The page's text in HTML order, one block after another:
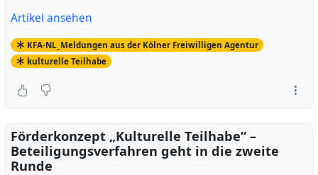
Artikel ansehen
KFA-NL_Meldungen aus der Kölner Freiwilligen Agentur
kulturelle Teilhabe
Förderkonzept „Kulturelle Teilhabe“ –
Beteiligungsverfahren geht in die zweite
Runde